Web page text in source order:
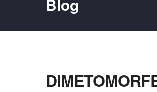
Blog